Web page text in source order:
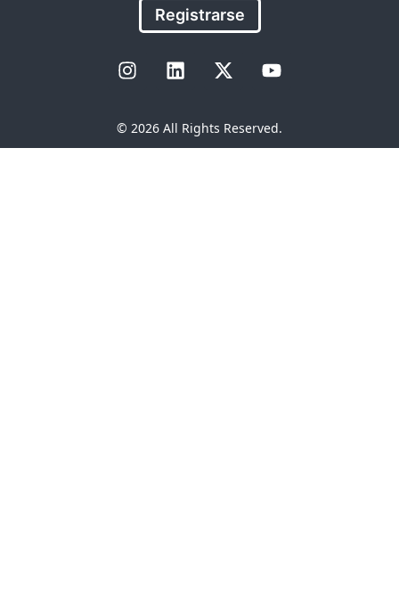
Registrarse
© 2026 All Rights Reserved.